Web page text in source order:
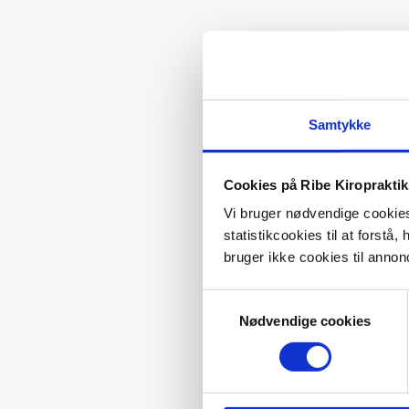
Samtykke
Cookies på Ribe
Vi bruger nødvendige
statistikcookies til at forstå,
bruger ikke cookies til
Nødvendige cookies